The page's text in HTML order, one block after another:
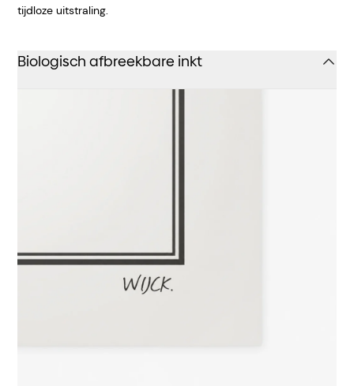
tijdloze uitstraling.
Biologisch afbreekbare inkt